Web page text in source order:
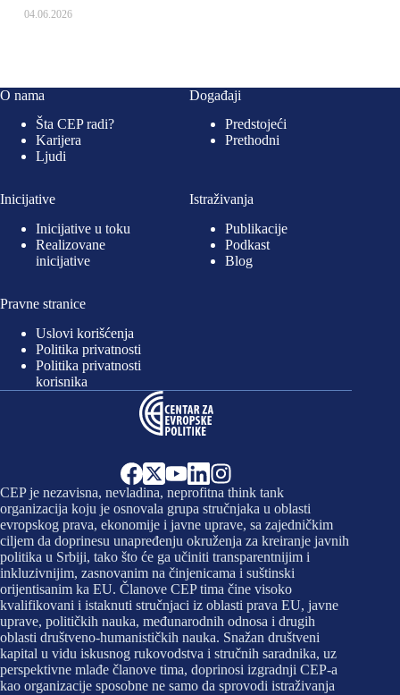
04.06.2026
O nama
Šta CEP radi?
Karijera
Ljudi
Događaji
Predstojeći
Prethodni
Inicijative
Inicijative u toku
Realizovane
inicijative
Istraživanja
Publikacije
Podkast
Blog
Pravne stranice
Uslovi korišćenja
Politika privatnosti
Politika privatnosti
korisnika
CEP je nezavisna, nevladina, neprofitna think tank
organizacija koju je osnovala grupa stručnjaka u oblasti
evropskog prava, ekonomije i javne uprave, sa zajedničkim
ciljem da doprinesu unapređenju okruženja za kreiranje javnih
politika u Srbiji, tako što će ga učiniti transparentnijim i
inkluzivnijim, zasnovanim na činjenicama i suštinski
orijentisanim ka EU. Članove CEP tima čine visoko
kvalifikovani i istaknuti stručnjaci iz oblasti prava EU, javne
uprave, političkih nauka, međunarodnih odnosa i drugih
oblasti društveno-humanističkih nauka. Snažan društveni
kapital u vidu iskusnog rukovodstva i stručnih saradnika, uz
perspektivne mlađe članove tima, doprinosi izgradnji CEP-a
kao organizacije sposobne ne samo da sprovodi istraživanja